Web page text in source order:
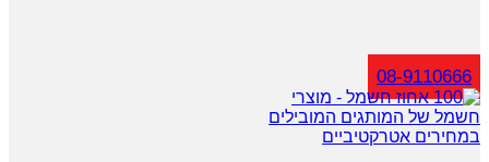
חיפוש
08-9110666